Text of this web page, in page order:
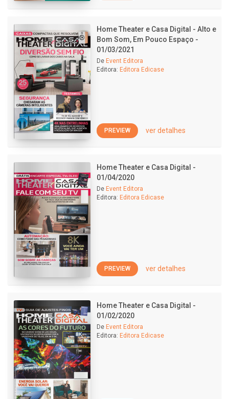
Home Theater e Casa Digital - Alto e
Bom Som, Em Pouco Espaço -
01/03/2021
De Event Editora
Editora: Editora Edicase
PREVIEW ver detalhes
Home Theater e Casa Digital -
01/04/2020
De Event Editora
Editora: Editora Edicase
PREVIEW ver detalhes
Home Theater e Casa Digital -
01/02/2020
De Event Editora
Editora: Editora Edicase